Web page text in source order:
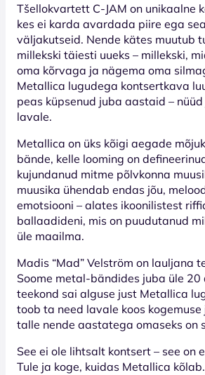
Tšellokvartett C-JAM on unikaalne
kes ei karda avardada piire ega
väljakutseid. Nende kätes muutub
millekski täiesti uueks – millekski,
oma kõrvaga ja nägema oma
Metallica lugudega kontsertkava
peas küpsenud juba aastaid –
lavale.
Metallica on üks kõigi aegade
bände, kelle looming on
kujundanud mitme põlvkonna
muusika ühendab endas jõu,
emotsiooni – alates ikoonilistest
ballaadideni, mis on puudutanud
üle maailma.
Madis “Mad” Velström on lauljana
Soome metal-bändides juba üle 20
teekond sai alguse just Metallica
toob ta need lavale koos
talle nende aastatega omaseks on
See ei ole lihtsalt kontsert – see on
Tule ja koge, kuidas Metallica